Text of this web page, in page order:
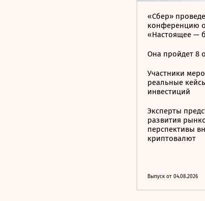
«Сбер»
конференцию
«Настоящее —
Она пройдет 8
Участники
реальные
инвестиций
Эксперты
развития
перспективы
криптовалют
Выпуск от 04.08.2026